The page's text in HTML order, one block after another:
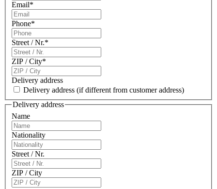
Email*
Phone*
Street / Nr.*
ZIP / City*
Delivery address
Delivery address (if different from customer address)
Delivery address
Name
Nationality
Street / Nr.
ZIP / City